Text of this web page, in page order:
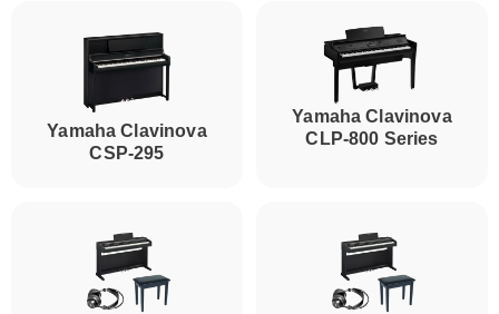
Yamaha Clavinova
CSP-295
Yamaha Clavinova
CLP-800 Series